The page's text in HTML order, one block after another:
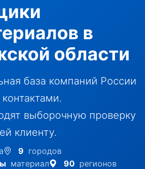
в
области
база компаний России
выборочную проверку
клиенту.
9 городов
материал 90 регионов